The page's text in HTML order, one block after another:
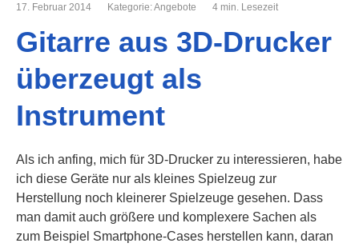
17. Februar 2014 Kategorie:Angebote 4 min. Lesezeit
Gitarre aus 3D-Drucker
überzeugt als
Instrument
Als ich anfing, mich für 3D-Drucker zu interessieren, habe
ich diese Geräte nur als kleines Spielzeug zur
Herstellung noch kleinerer Spielzeuge gesehen. Dass
man damit auch größere und komplexere Sachen als
zum Beispiel Smartphone-Cases herstellen kann, daran